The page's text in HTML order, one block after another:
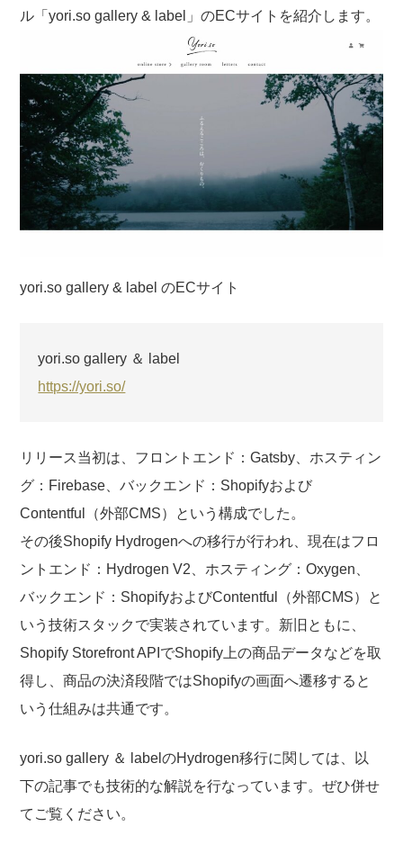
ル「yori.so gallery & label」のECサイトを紹介します。
yori.so gallery & label のECサイト
yori.so gallery ＆ label
https://yori.so/
リリース当初は、フロントエンド：Gatsby、ホスティン
グ：Firebase、バックエンド：Shopifyおよび
Contentful（外部CMS）という構成でした。
その後Shopify Hydrogenへの移行が行われ、現在はフロ
ントエンド：Hydrogen V2、ホスティング：Oxygen、
バックエンド：ShopifyおよびContentful（外部CMS）と
いう技術スタックで実装されています。新旧ともに、
Shopify Storefront APIでShopify上の商品データなどを取
得し、商品の決済段階ではShopifyの画面へ遷移すると
いう仕組みは共通です。
yori.so gallery ＆ labelのHydrogen移行に関しては、以
下の記事でも技術的な解説を行なっています。ぜひ併せ
てご覧ください。